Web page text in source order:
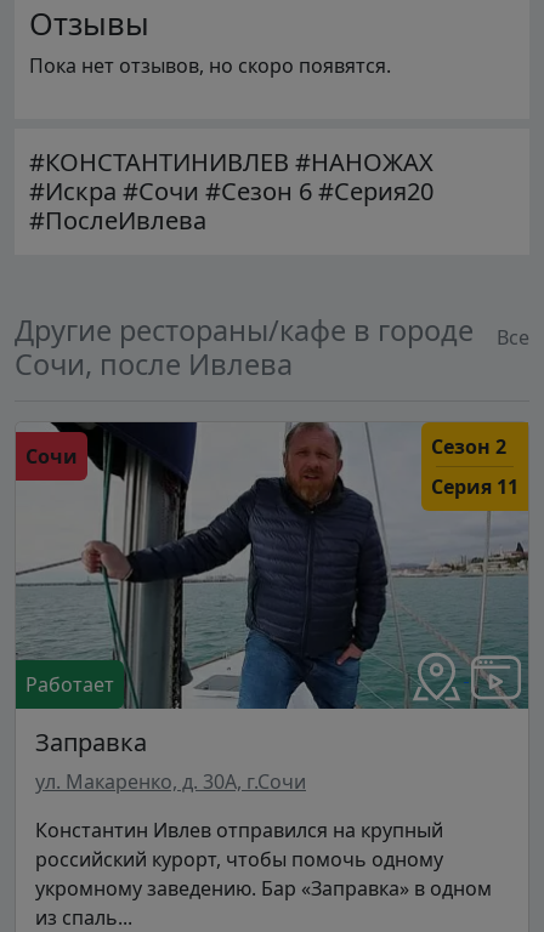
Отзывы
Пока нет отзывов, но скоро появятся.
#КОНСТАНТИНИВЛЕВ #НАНОЖАХ
#Искра #Сочи #Сезон 6 #Серия20
#ПослеИвлева
Все
Другие рестораны/кафе в городе
Сочи, после Ивлева
Сочи
Сезон 2
Серия 11
Работает
Заправка
ул. Макаренко, д. 30А, г.Сочи
Константин Ивлев отправился на крупный
российский курорт, чтобы помочь одному
укромному заведению. Бар «Заправка» в одном
из спаль...